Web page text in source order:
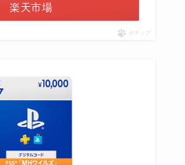
楽天市場
ポチップ